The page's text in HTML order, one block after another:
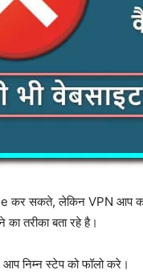
सकते, लेकिन VPN आप
तरीका बता रहे है।
निम्न स्टेप को फॉलो करे।